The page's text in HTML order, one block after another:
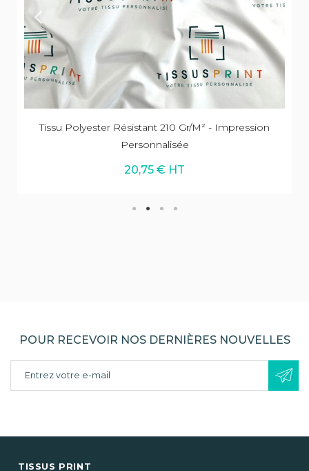
Tissu Polyester Résistant 210 Gr/m² - Impression
Personnalisée
20,75 € HT
POUR RECEVOIR NOS DERNIÈRES NOUVELLES
TISSUS PRINT